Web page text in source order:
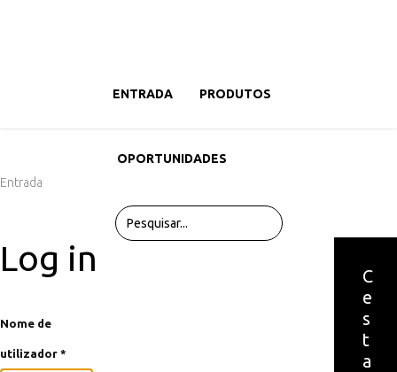
ENTRADA PRODUTOS
OPORTUNIDADES
Entrada
Log in
Nome de
utilizador *
C
e
s
t
a